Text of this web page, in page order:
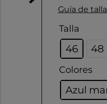
Guía de
Talla
46 48
Colores
Azul